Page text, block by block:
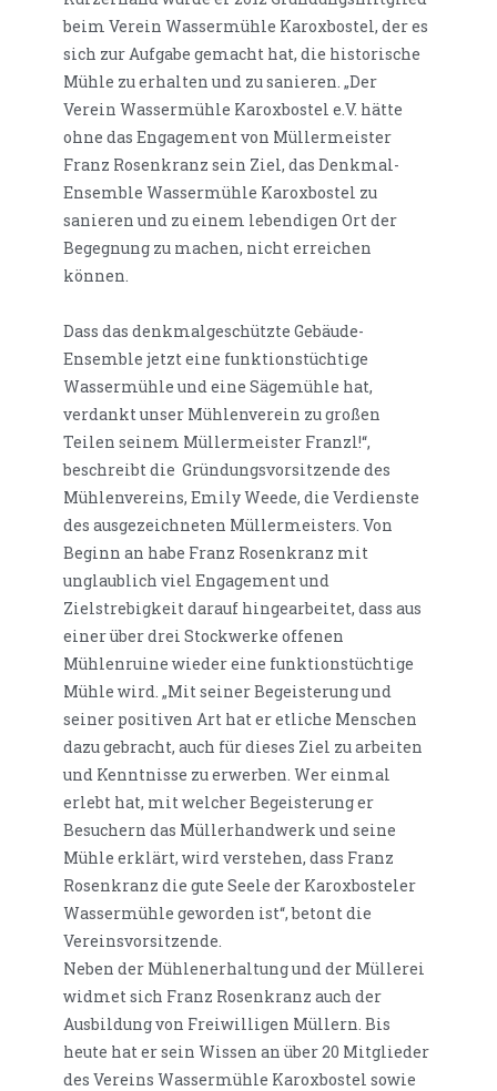
beim Verein Wassermühle Karoxbostel, der es
sich zur Aufgabe gemacht hat, die historische
Mühle zu erhalten und zu sanieren. „Der
Verein Wassermühle Karoxbostel e.V. hätte
ohne das Engagement von Müllermeister
Franz Rosenkranz sein Ziel, das Denkmal-
Ensemble Wassermühle Karoxbostel zu
sanieren und zu einem lebendigen Ort der
Begegnung zu machen, nicht erreichen
können.
Dass das denkmalgeschützte Gebäude-
Ensemble jetzt eine funktionstüchtige
Wassermühle und eine Sägemühle hat,
verdankt unser Mühlenverein zu großen
Teilen seinem Müllermeister Franzl!“,
beschreibt die Gründungsvorsitzende des
Mühlenvereins, Emily Weede, die Verdienste
des ausgezeichneten Müllermeisters. Von
Beginn an habe Franz Rosenkranz mit
unglaublich viel Engagement und
Zielstrebigkeit darauf hingearbeitet, dass aus
einer über drei Stockwerke offenen
Mühlenruine wieder eine funktionstüchtige
Mühle wird. „Mit seiner Begeisterung und
seiner positiven Art hat er etliche Menschen
dazu gebracht, auch für dieses Ziel zu arbeiten
und Kenntnisse zu erwerben. Wer einmal
erlebt hat, mit welcher Begeisterung er
Besuchern das Müllerhandwerk und seine
Mühle erklärt, wird verstehen, dass Franz
Rosenkranz die gute Seele der Karoxbosteler
Wassermühle geworden ist“, betont die
Vereinsvorsitzende.
Neben der Mühlenerhaltung und der Müllerei
widmet sich Franz Rosenkranz auch der
Ausbildung von Freiwilligen Müllern. Bis
heute hat er sein Wissen an über 20 Mitglieder
des Vereins Wassermühle Karoxbostel sowie